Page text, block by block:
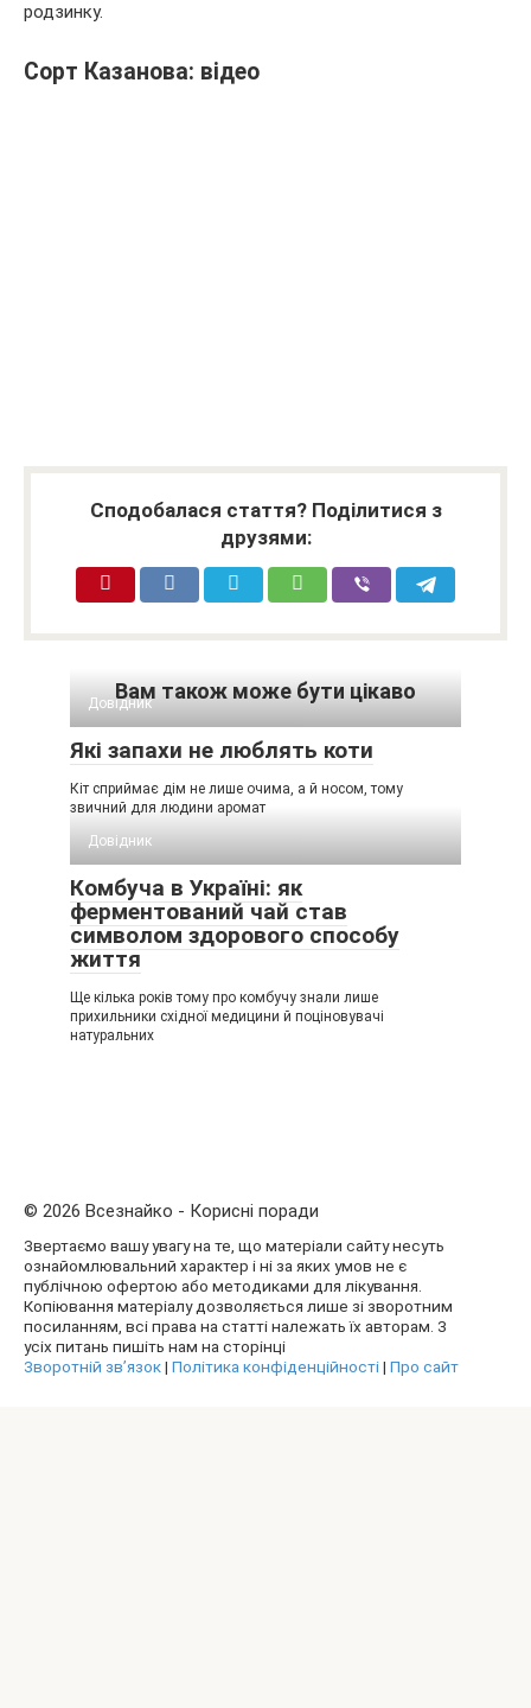
родзинку.
Сорт Казанова: відео
Сподобалася стаття? Поділитися з
друзями:
Вам також може бути цікаво
Довідник
Які запахи не люблять коти
Кіт сприймає дім не лише очима, а й носом, тому
звичний для людини аромат
Довідник
Комбуча в Україні: як
ферментований чай став
символом здорового способу
життя
Ще кілька років тому про комбучу знали лише
прихильники східної медицини й поціновувачі
натуральних
© 2026 Всезнайко - Корисні поради
Звертаємо вашу увагу на те, що матеріали сайту несуть
ознайомлювальний характер і ні за яких умов не є
публічною офертою або методиками для лікування.
Копіювання матеріалу дозволяється лише зі зворотним
посиланням, всі права на статті належать їх авторам. З
усіх питань пишіть нам на сторінці
Зворотній зв’язок| Політика конфіденційності| Про сайт